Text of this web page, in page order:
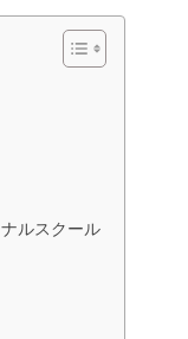
ルスクール